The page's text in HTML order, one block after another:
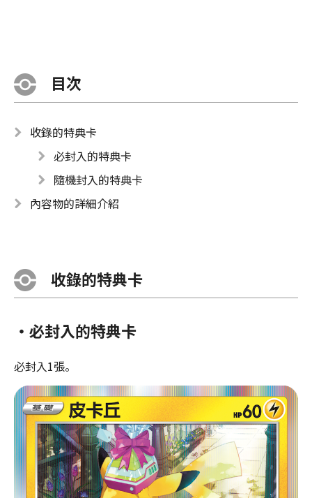
目次
收錄的特典卡
必封入的特典卡
隨機封入的特典卡
內容物的詳細介紹
收錄的特典卡
・必封入的特典卡
必封入1張。